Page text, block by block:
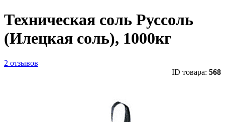
Техническая соль Руссоль
(Илецкая соль), 1000кг
2 отзывов
ID товара: 568